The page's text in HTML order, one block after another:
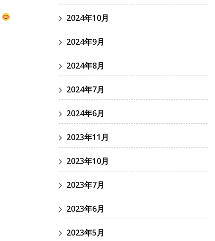
2024年10月
2024年9月
2024年8月
2024年7月
2024年6月
2023年11月
2023年10月
2023年7月
2023年6月
2023年5月